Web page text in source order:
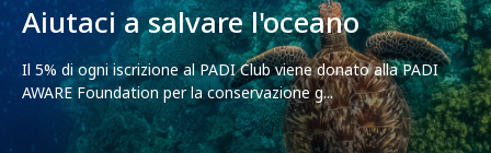
Aiutaci a salvare l'oceano
Il 5% di ogni iscrizione al PADI Club viene donato alla PADI
AWARE Foundation per la conservazione g...